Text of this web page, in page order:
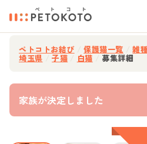
ペトコトお結び 保護猫一覧 雑
埼玉県 子猫 白猫 募集詳細
家族が決定しました